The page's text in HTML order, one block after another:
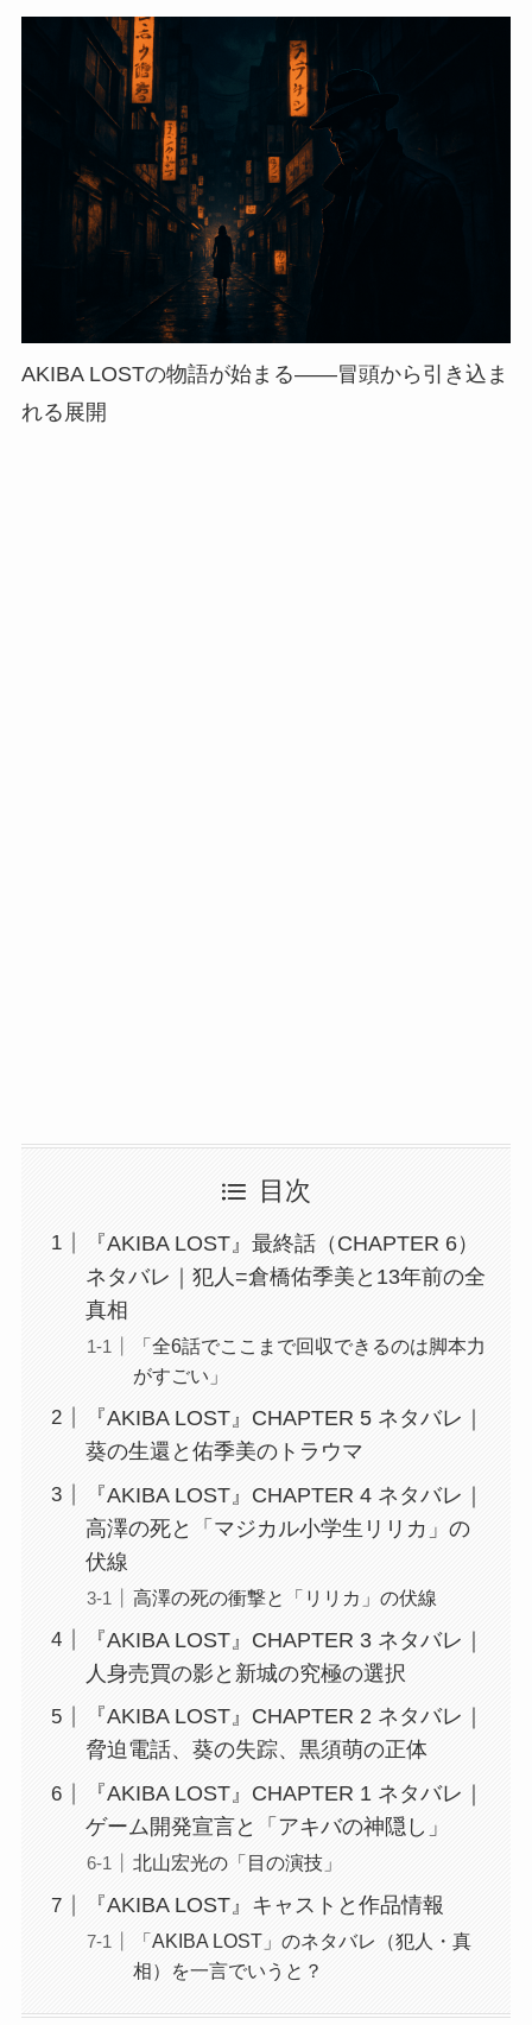
AKIBA LOSTの物語が始まる——冒頭から引き込ま
れる展開
目次
『AKIBA LOST』最終話（CHAPTER 6）
ネタバレ｜犯人=倉橋佑季美と13年前の全
真相
「全6話でここまで回収できるのは脚本力
がすごい」
『AKIBA LOST』CHAPTER 5 ネタバレ｜
葵の生還と佑季美のトラウマ
『AKIBA LOST』CHAPTER 4 ネタバレ｜
高澤の死と「マジカル小学生リリカ」の
伏線
高澤の死の衝撃と「リリカ」の伏線
『AKIBA LOST』CHAPTER 3 ネタバレ｜
人身売買の影と新城の究極の選択
『AKIBA LOST』CHAPTER 2 ネタバレ｜
脅迫電話、葵の失踪、黒須萌の正体
『AKIBA LOST』CHAPTER 1 ネタバレ｜
ゲーム開発宣言と「アキバの神隠し」
北山宏光の「目の演技」
『AKIBA LOST』キャストと作品情報
「AKIBA LOST」のネタバレ（犯人・真
相）を一言でいうと？